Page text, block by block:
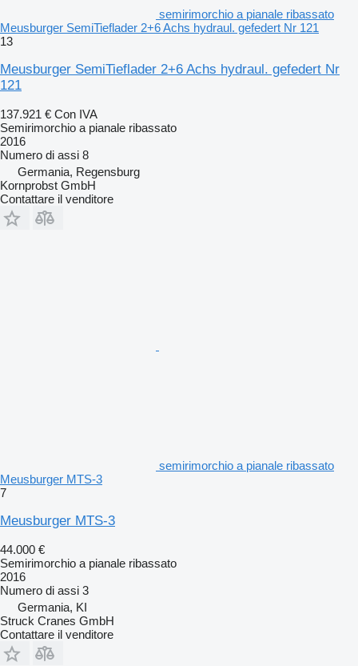
semirimorchio a pianale ribassato
Meusburger SemiTieflader 2+6 Achs hydraul. gefedert Nr 121
13
Meusburger SemiTieflader 2+6 Achs hydraul. gefedert Nr
121
137.921 € Con IVA
Semirimorchio a pianale ribassato
2016
Numero di assi 8
Germania, Regensburg
Kornprobst GmbH
Contattare il venditore
semirimorchio a pianale ribassato
Meusburger MTS-3
7
Meusburger MTS-3
44.000 €
Semirimorchio a pianale ribassato
2016
Numero di assi 3
Germania, KI
Struck Cranes GmbH
Contattare il venditore